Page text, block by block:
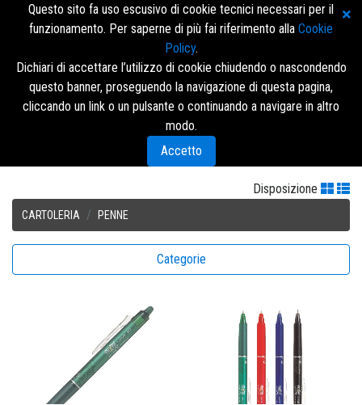
Accedi/Registrati
Disposizione
CARTOLERIA PENNE
Categorie
Questo sito fa uso escusivo di cookie tecnici necessari per il
funzionamento. Per saperne di più fai riferimento alla Cookie
Policy.
Dichiari di accettare l’utilizzo di cookie chiudendo o nascondendo
questo banner, proseguendo la navigazione di questa pagina,
cliccando un link o un pulsante o continuando a navigare in altro
modo.
Accetto